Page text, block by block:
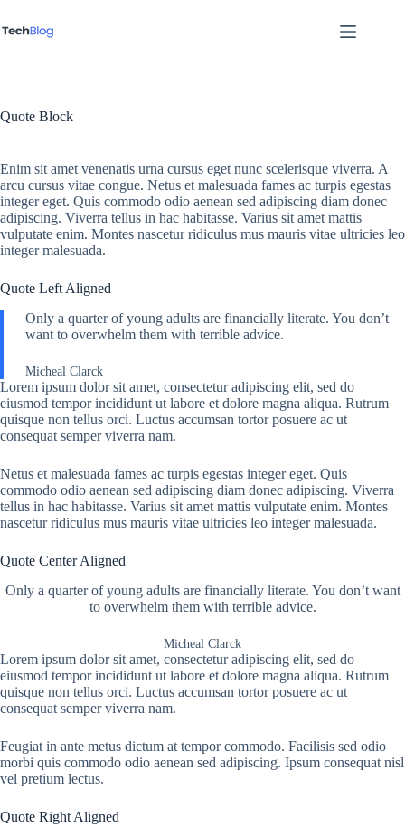
la
conținut
Quote Block
Enim sit amet venenatis urna cursus eget nunc scelerisque viverra. A
arcu cursus vitae congue. Netus et malesuada fames ac turpis egestas
integer eget. Quis commodo odio aenean sed adipiscing diam donec
adipiscing. Viverra tellus in hac habitasse. Varius sit amet mattis
vulputate enim. Montes nascetur ridiculus mus mauris vitae ultricies leo
integer malesuada.
Quote Left Aligned
Only a quarter of young adults are financially literate. You don’t
want to overwhelm them with terrible advice.
Micheal Clarck
Lorem ipsum dolor sit amet, consectetur adipiscing elit, sed do
eiusmod tempor incididunt ut labore et dolore magna aliqua. Rutrum
quisque non tellus orci. Luctus accumsan tortor posuere ac ut
consequat semper viverra nam.
Netus et malesuada fames ac turpis egestas integer eget. Quis
commodo odio aenean sed adipiscing diam donec adipiscing. Viverra
tellus in hac habitasse. Varius sit amet mattis vulputate enim. Montes
nascetur ridiculus mus mauris vitae ultricies leo integer malesuada.
Quote Center Aligned
Only a quarter of young adults are financially literate. You don’t want
to overwhelm them with terrible advice.
Micheal Clarck
Lorem ipsum dolor sit amet, consectetur adipiscing elit, sed do
eiusmod tempor incididunt ut labore et dolore magna aliqua. Rutrum
quisque non tellus orci. Luctus accumsan tortor posuere ac ut
consequat semper viverra nam.
Feugiat in ante metus dictum at tempor commodo. Facilisis sed odio
morbi quis commodo odio aenean sed adipiscing. Ipsum consequat nisl
vel pretium lectus.
Quote Right Aligned